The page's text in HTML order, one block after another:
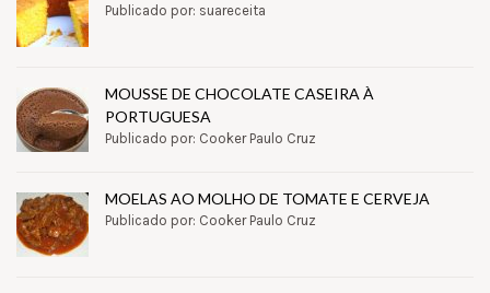
Publicado por: suareceita
MOUSSE DE CHOCOLATE CASEIRA À
PORTUGUESA
Publicado por: Cooker Paulo Cruz
MOELAS AO MOLHO DE TOMATE E CERVEJA
Publicado por: Cooker Paulo Cruz